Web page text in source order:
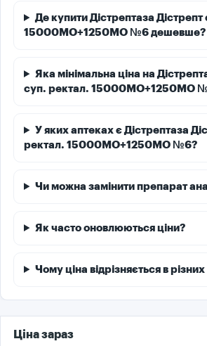
Де купити Дістрептаза
15000МО+1250МО №6 дешевше?
Яка мінімальна ціна на
суп. ректал. 15000МО+1250МО
У яких аптеках є Дістрептаза
ректал. 15000МО+1250МО №6?
Чи можна замінити препарат
Як часто оновлюються ціни?
Чому ціна відрізняється в
Ціна зараз